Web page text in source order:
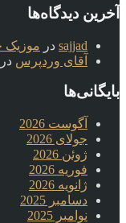
آخرین دیدگاه‌ها
sajjad در موزیک
آقای وردپرس در
بایگانی‌ها
آگوست 2026
جولای 2026
ژوئن 2026
فوریه 2026
ژانویه 2026
دسامبر 2025
نوامبر 2025